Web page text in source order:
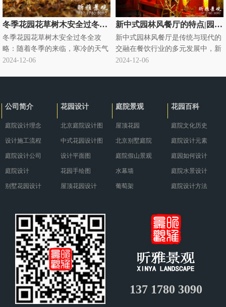
冬季花园花草树木安全过冬全攻略|别墅庭院绿化过冬知识
冬季花园花草树木安全过冬全攻
略：随着冬季的来临，寒冷的天气
对花园里的花草树木构成了严峻的
2024-12-06
新中式园林风餐厅的特点|园林式饭店
新中式园林风餐厅是传统与现代的
交融在餐饮行业的多元发展中，新
中式园林风餐厅悄然兴起，成为独
2024-12-06
公司简介
庭院设计理念
设计施工流程
庭院设计公司
庭院设计
别墅花园设计
花园设计
北京庭院设计图
中式花园设计图
设计平面图
花园手绘图
屋顶花园设计
庭院景观
屋顶花园
北京别墅庭院
庭院假山景观
水幕墙
葡萄架
花园百科
庭院文化历史
庭院设计元素
庭园如何设计
庭院水景设计
庭院设计方法
137 1780 3090